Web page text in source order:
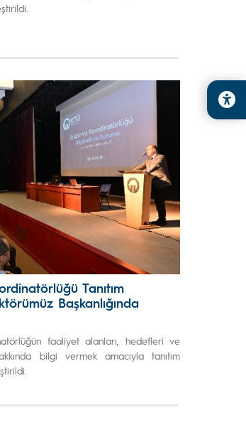
Tanıtım
Başkanlığında
faaliyet alanları, hedefleri ve
bilgi vermek amacıyla tanıtım